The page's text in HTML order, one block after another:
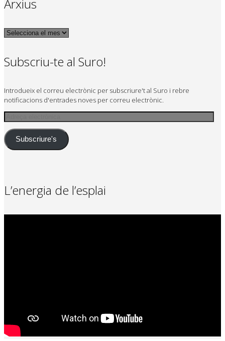
Arxius
Arxius
Subscriu-te al Suro!
Introdueix el correu electrònic per subscriure't al Suro i rebre
notificacions d'entrades noves per correu electrònic.
Adreça
electrònica
Subscriure's
L’energia de l’esplai